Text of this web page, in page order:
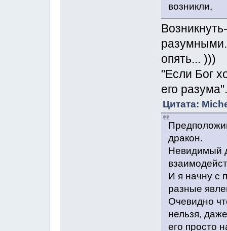
возникли,
разумными.
опять... )))
"Если Бог
его
Цитата:
дракон.
Невидимый
И я начну с
разные
Очевидно
нельзя,
его просто